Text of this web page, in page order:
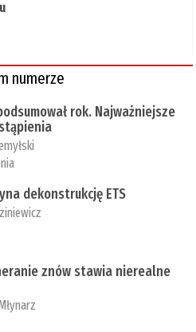
numerze
rok. Najważniejsze
dekonstrukcję ETS
znów stawia nierealne